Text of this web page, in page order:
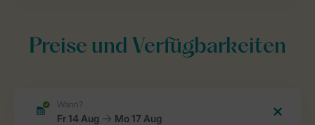
Preise und Verfügbarkeiten